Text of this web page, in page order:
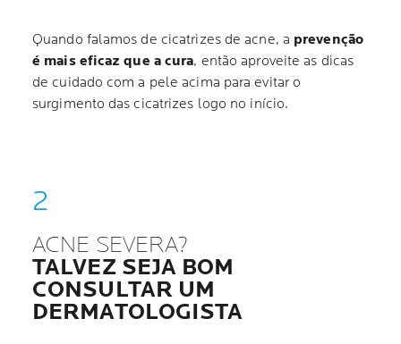
Quando falamos de cicatrizes de acne, a prevenção
é mais eficaz que a cura, então aproveite as dicas
de cuidado com a pele acima para evitar o
surgimento das cicatrizes logo no início.
ACNE SEVERA?
TALVEZ SEJA BOM
CONSULTAR UM
DERMATOLOGISTA